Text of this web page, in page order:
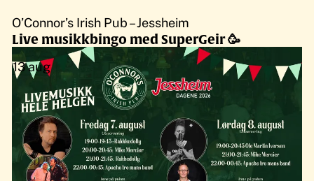
O’Connor’s Irish Pub – Jessheim
Live musikkbingo med SuperGeir 🥳
13aug